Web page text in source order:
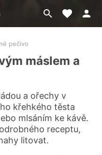
Přejít
na
Moje
pečivo
máslem a
a ořechy v
křehkého těsta
mlsáním ke kávě.
receptu,
litovat.